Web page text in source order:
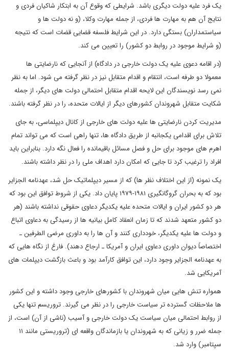
یک فرد علیه دولت دیگری باشد. شرایطی که وقوع آن به ابتکار شاکیان فردی و
نتایج آن هم به مهارت ها فردی، از جمله مهارت وکلا، (و نه دولت ها و
سیاستمداران) بستگی دارد. در این شرایط فلسفه قضایی قضات است که نتیجه
(و شرایط موجود در روابط دو کشور) را تعیین می کند.
(در اقامه دعوی علیه یک دولت خارجی در دادگاه) از آنجایی که نارضایتی ها
معمولا دو طرفه است، انتقام و اقدام متقابل نیز در نظر گرفته می شود. اما به نظر
نمی رسد نویسندگان این لایحه اقدام متقابل احتمالی دولت های دیگر، از جمله
شکایت متقابل شهروندان کشورهای دیگر از ایالات متحده، را در نظر گرفته باشند.
مدیریت کردن نارضایتی ها علیه دولت های خارجی از کانال دیپلماسی، به جای
تلاش برای اقدامی یکجانبه از طریق دادگاه ها، تنها راهی است که می تواند تمام
اهرم های موجود برای حل و فصل مسائل باقیمانده را فعال نگه دارد. بنابراین باید
افراد را ترغیب کرد تا جایی که امکان دارد اهداف ملی را در نظر داشته باشند.
یک نمونه (از این اختلاف نظر ها) که از مسیر دیپلماتیک حل شد، عهدنامه الجزایر
بود که به بحران گروگانگیری ۱۹۸۱-۱۹۷۹ پایان داد. یکی از شروط توافق این بود که
هر دو کشور ایران و ایالات متحده علیه یکدیگر دعاوی حقوقی نداشته باشند (هر
دو کشور متعهد شدند که تا زمان انعقاد کامل بیانیه ها از رسیدگی به دعاوی اتباع
و دولت ها علیه یکدیگر، خودداری کنند و آن ها را به داوری مرضی الطرفین ـ
اختصاصاً دیوان داوری دعاوی ایران و آمریکا ـ ارجاع دهند). فارغ از نگاه هایی که
به عهدنامه الجزایر وجود دارد، این توافق کارآمد بود و باعث بازگشت دیپلمات های
آمریکایی شد.
همواره تنش هایی میان شهروندان با کشورهای خارجی وجود داشته و این کشور
ها ملاحظات گسترده تر سیاست خارجی را در نظر می گیرند. تروریسم تنها یکی
از روابط احتمالی میان سیاست یک دولت خارجی و آسیب (ناشی از آن) است، از
جمله ضرر و زیانی که به شهروندان یا بازماندگان واقعه ای (تروریستی مانند ۱۱
سپتامبر) وارد شد.